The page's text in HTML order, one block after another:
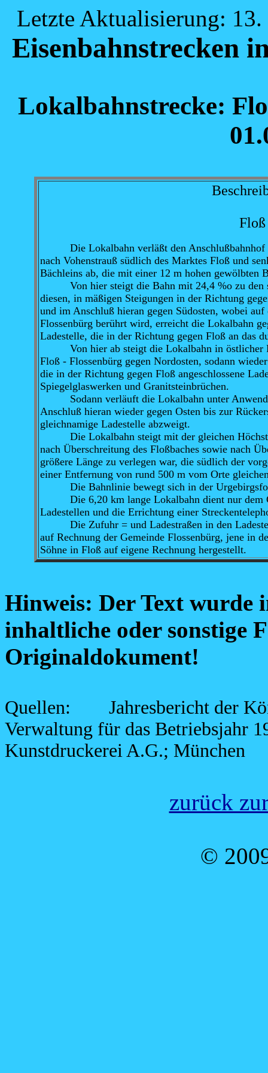
Letzte Aktualisierung: 13.
Eisenbahnstrecken
Lokalbahnstrecke:
Floß
Die Lokalbahn verläßt den Anschlußbahnhof
nach Vohenstrauß südlich des Marktes Floß und
Bächleins ab, die mit einer 12 m hohen gewölbten
Von hier steigt die Bahn mit 24,4 %o zu den
diesen, in mäßigen Steigungen in der Richtung
und im Anschluß hieran gegen Südosten, wobei
Flossenbürg berührt wird, erreicht die Lokalbahn
Ladestelle, die in der Richtung gegen Floß an das
Von hier ab steigt die Lokalbahn in östlicher
Floß - Flossenbürg gegen Nordosten, sodann
die in der Richtung gegen Floß angeschlossene
Spiegelglaswerken und Granitsteinbrüchen.
Sodann verläuft die Lokalbahn unter
Anschluß hieran wieder gegen Osten bis zur
gleichnamige Ladestelle abzweigt.
Die Lokalbahn steigt mit der gleichen
nach Überschreitung des Floßbaches sowie nach
größere Länge zu verlegen war, die südlich der
einer Entfernung von rund 500 m vom Orte
Die Bahnlinie bewegt sich in der
Die 6,20 km lange Lokalbahn dient nur dem
Ladestellen und die Errichtung einer
Die Zufuhr = und Ladestraßen in den
auf Rechnung der Gemeinde Flossenbürg, jene in
Söhne in Floß auf eigene Rechnung hergestellt.
Hinweis: Der Text wurde
inhaltliche oder sonstige
Originaldokument!
Quellen: Jahresbericht der
Verwaltung für das Betriebsjahr
Kunstdruckerei A.G.; München
zurück
©